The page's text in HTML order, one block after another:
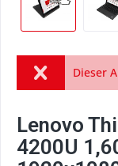
Dieser
Lenovo
4200U